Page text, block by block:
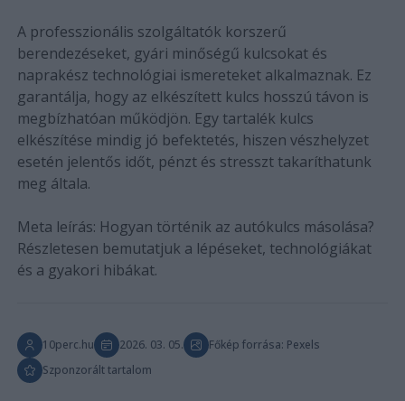
A professzionális szolgáltatók korszerű
berendezéseket, gyári minőségű kulcsokat és
naprakész technológiai ismereteket alkalmaznak. Ez
garantálja, hogy az elkészített kulcs hosszú távon is
megbízhatóan működjön. Egy tartalék kulcs
elkészítése mindig jó befektetés, hiszen vészhelyzet
esetén jelentős időt, pénzt és stresszt takaríthatunk
meg általa.
Meta leírás: Hogyan történik az autókulcs másolása?
Részletesen bemutatjuk a lépéseket, technológiákat
és a gyakori hibákat.
10perc.hu 2026. 03. 05.
Főkép forrása: Pexels
Szponzorált tartalom